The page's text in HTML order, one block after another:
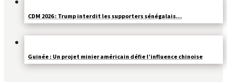
CDM 2026 : Trump interdit les supporters sénégalais…
Guinée : Un projet minier américain défie l’influence chinoise